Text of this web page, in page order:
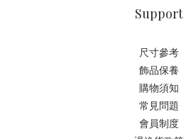
Support
尺寸參考
飾品保養
購物須知
常見問題
會員制度